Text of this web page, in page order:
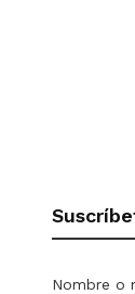
Nombre o